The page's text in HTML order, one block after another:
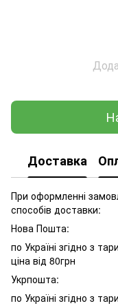
Доставка
При оформленні
способів доставки:
Нова Пошта:
по Україні згідно з
ціна від 80грн
Укрпошта:
по Україні згідно з